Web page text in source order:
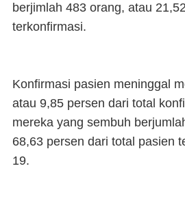
berjimlah 483 orang, atau
terkonfirmasi.
Konfirmasi pasien meninggal
atau 9,85 persen dari total
mereka yang sembuh
68,63 persen dari total pasien
19.